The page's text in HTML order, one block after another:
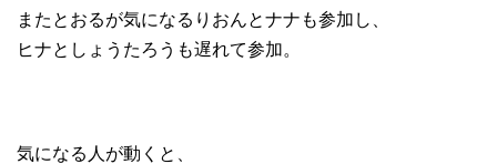
またとおるが気になるりおんとナナも参加し、
ヒナとしょうたろうも遅れて参加。
気になる人が動くと、